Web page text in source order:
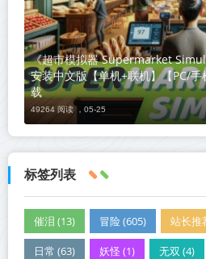
《超市模拟器 Supermarket
安装中文版【单机+联机】【PC/
载
49264 阅读 ， 05-25
标签列表
催泪 (13) 冒险 (605) 站长推
日常 (63) 妖怪 (1) 无双 (4)